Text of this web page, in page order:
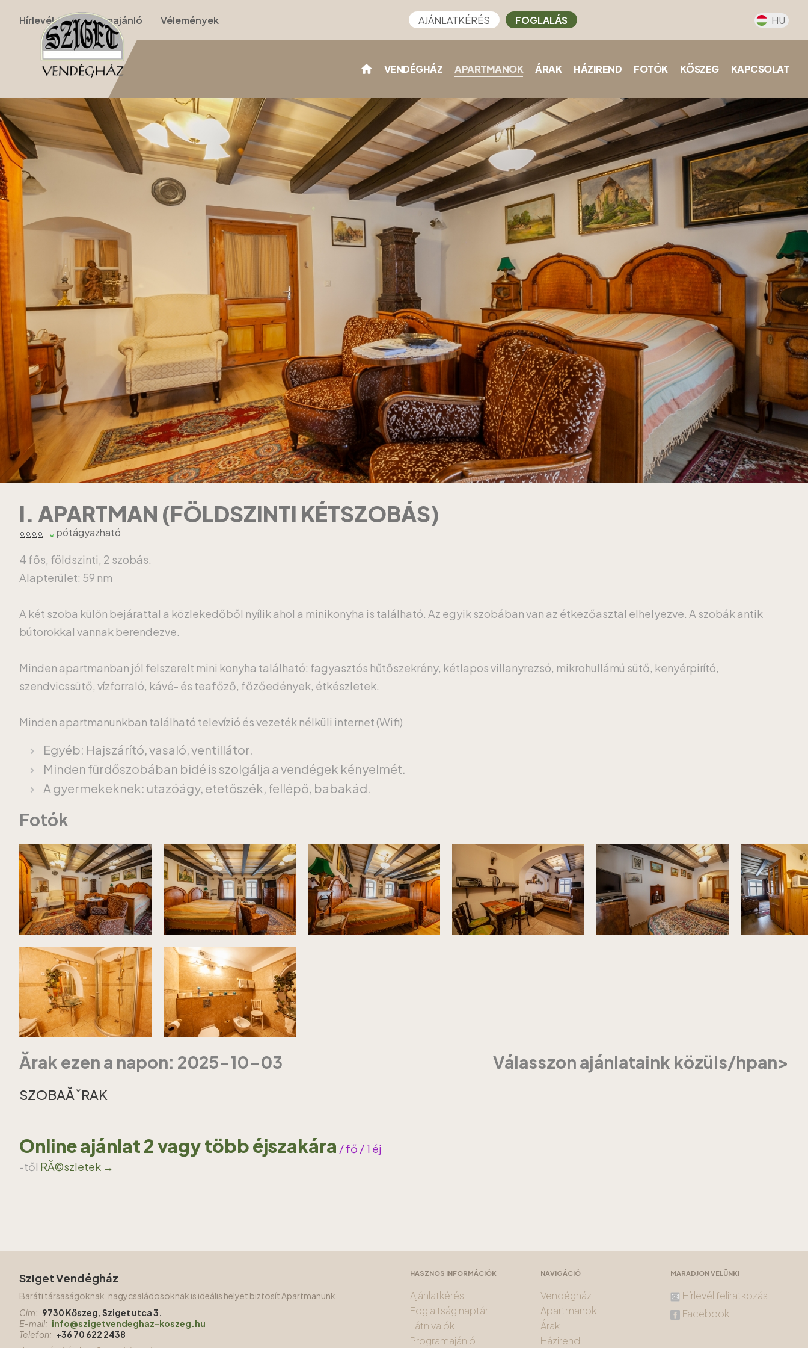
Hírlevél Programajánló Vélemények AJÁNLATKÉRÉS FOGLALÁS HU
VENDÉGHÁZ APARTMANOK ÁRAK HÁZIREND FOTÓK KŐSZEG KAPCSOLAT
Apartmanok › I. Apartman (földszinti kétszobás)
I. APARTMAN (FÖLDSZINTI KÉTSZOBÁS)
pótágyazható
4 fős, földszinti, 2 szobás.
Alapterület: 59 nm
A két szoba külön bejárattal a közlekedőből nyílik ahol a minikonyha is található. Az egyik szobában van az étkezőasztal elhelyezve. A szobák antik
bútorokkal vannak berendezve.
Minden apartmanban jól felszerelt mini konyha található: fagyasztós hűtőszekrény, kétlapos villanyrezsó, mikrohullámú sütő, kenyérpirító,
szendvicssütő, vízforraló, kávé- és teafőző, főzőedények, étkészletek.
Minden apartmanunkban található televízió és vezeték nélküli internet (Wifi)
Egyéb: Hajszárító, vasaló, ventillátor.
Minden fürdőszobában bidé is szolgálja a vendégek kényelmét.
A gyermekeknek: utazóágy, etetőszék, fellépő, babakád.
Fotók
Ărak ezen a napon: 2025-10-03 Válasszon ajánlataink közüls/hpan>
SZOBAĂˇRAK
Online ajánlat 2 vagy több éjszakára / fő / 1 éj
-től RĂ©szletek →
Sziget Vendégház
Baráti társaságoknak, nagycsaládosoknak is ideális helyet biztosít Apartmanunk
Cím: 9730 Kőszeg, Sziget utca 3.
E-mail: info@szigetvendeghaz-koszeg.hu
Telefon: +36 70 622 2438
HASZNOS INFORMÁCIÓK
Ajánlatkérés
Foglaltság naptár
Látnivalók
Programajánló
NAVIGÁCIÓ
Vendégház
Apartmanok
Árak
Házirend
MARADJON VELÜNK!
Hírlevél feliratkozás
Facebook